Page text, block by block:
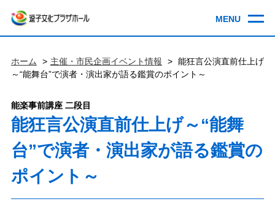
ホーム 主催・市民企画イベント情報
能狂言公演直前仕上げ
～“能舞台”で演者・演出家が語る鑑賞のポイント～
能楽事前講座 二段目
能狂言公演直前仕上げ～“能舞
台”で演者・演出家が語る鑑賞の
ポイント～